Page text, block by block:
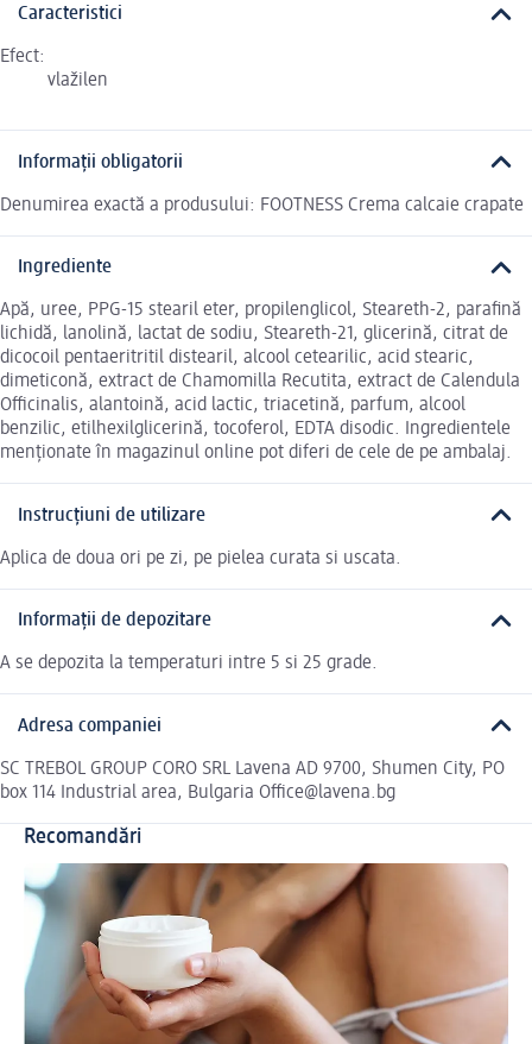
Caracteristici
Efect:
vlažilen
Informații obligatorii
Denumirea exactă a produsului: FOOTNESS Crema calcaie crapate
Ingrediente
Apă, uree, PPG-15 stearil eter, propilenglicol, Steareth-2, parafină
lichidă, lanolină, lactat de sodiu, Steareth-21, glicerină, citrat de
dicocoil pentaeritritil distearil, alcool cetearilic, acid stearic,
dimeticonă, extract de Chamomilla Recutita, extract de Calendula
Officinalis, alantoină, acid lactic, triacetină, parfum, alcool
benzilic, etilhexilglicerină, tocoferol, EDTA disodic. Ingredientele
menționate în magazinul online pot diferi de cele de pe ambalaj.
Instrucțiuni de utilizare
Aplica de doua ori pe zi, pe pielea curata si uscata.
Informații de depozitare
A se depozita la temperaturi intre 5 si 25 grade.
Adresa companiei
SC TREBOL GROUP CORO SRL Lavena AD 9700, Shumen City, PO
box 114 Industrial area, Bulgaria Office@lavena.bg
Recomandări